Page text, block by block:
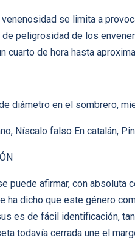
se limita a
peligrosidad de los
cuarto de hora hasta
diámetro en el sombrero,
Níscalo falso En catalán,
puede afirmar, con
ha dicho que este género
es de fácil identificación,
todavía cerrada une el